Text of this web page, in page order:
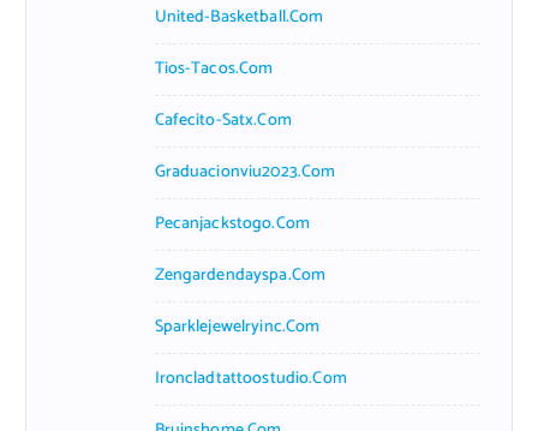
United-Basketball.com
Tios-Tacos.com
Cafecito-Satx.com
Graduacionviu2023.com
Pecanjackstogo.com
Zengardendayspa.com
Sparklejewelryinc.com
Ironcladtattoostudio.com